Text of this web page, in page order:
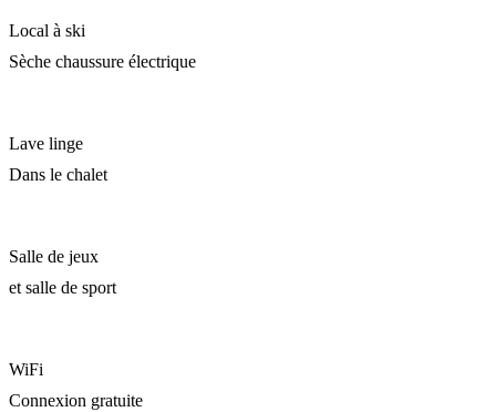
Local à ski
Sèche chaussure électrique
Lave linge
Dans le chalet
Salle de jeux
et salle de sport
WiFi
Connexion gratuite